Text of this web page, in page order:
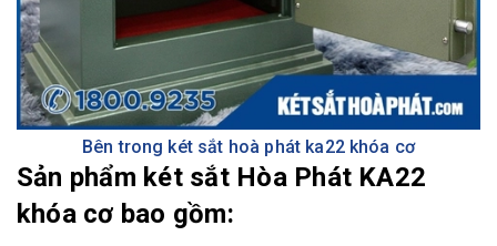
Bên trong két sắt hoà phát ka22 khóa cơ
Sản phẩm két sắt Hòa Phát KA22
khóa cơ bao gồm: